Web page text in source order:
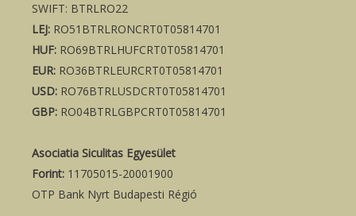
SWIFT: BTRLRO22
LEJ: RO51BTRLRONCRT0T05814701
HUF: RO69BTRLHUFCRT0T05814701
EUR: RO36BTRLEURCRT0T05814701
USD: RO76BTRLUSDCRT0T05814701
GBP: RO04BTRLGBPCRT0T05814701
Asociatia Siculitas Egyesület
Forint: 11705015-20001900
OTP Bank Nyrt Budapesti Régió